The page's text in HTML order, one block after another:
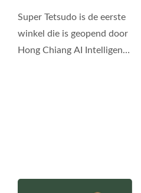
Super Tetsudo is de eerste
winkel die is geopend door
Hong Chiang AI Intelligent